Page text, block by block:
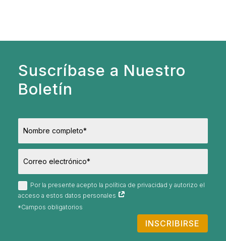
Suscríbase a Nuestro
Boletín
Por la presente acepto la política de privacidad y autorizo el
acceso a estos datos personales
INSCRIBIRSE